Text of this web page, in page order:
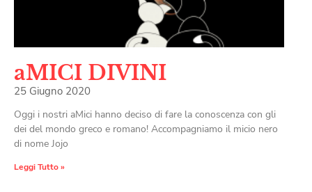
aMICI DIVINI
25 Giugno 2020
Oggi i nostri aMici hanno deciso di fare la conoscenza con gli
dei del mondo greco e romano! Accompagniamo il micio nero
di nome Jojo
Leggi Tutto »